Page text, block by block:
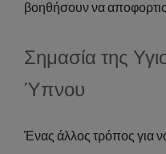
βοηθήσουν να
Σημασία της
Ύπνου
Ένας άλλος τρόπος για